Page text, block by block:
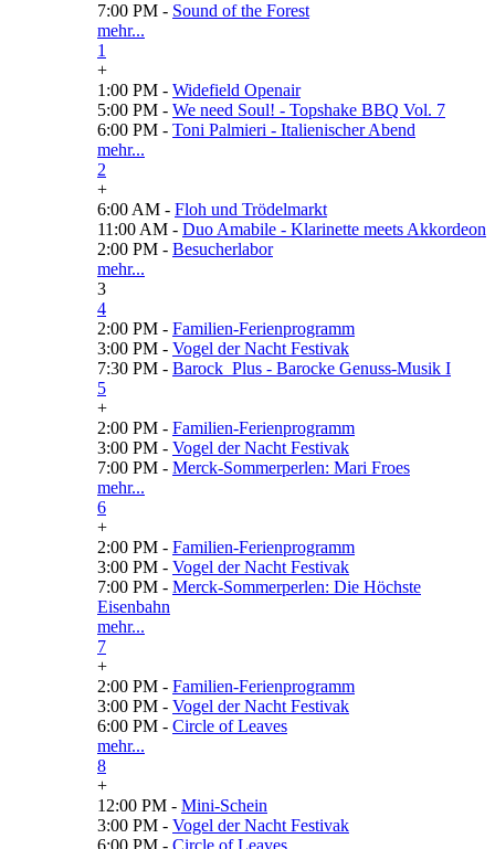
7:00 PM - Sound of the Forest
mehr...
1
+
1:00 PM - Widefield Openair
5:00 PM - We need Soul! - Topshake BBQ Vol. 7
6:00 PM - Toni Palmieri - Italienischer Abend
mehr...
2
+
6:00 AM - Floh und Trödelmarkt
11:00 AM - Duo Amabile - Klarinette meets Akkordeon
2:00 PM - Besucherlabor
mehr...
3
4
2:00 PM - Familien-Ferienprogramm
3:00 PM - Vogel der Nacht Festivak
7:30 PM - Barock_Plus - Barocke Genuss-Musik I
5
+
2:00 PM - Familien-Ferienprogramm
3:00 PM - Vogel der Nacht Festivak
7:00 PM - Merck-Sommerperlen: Mari Froes
mehr...
6
+
2:00 PM - Familien-Ferienprogramm
3:00 PM - Vogel der Nacht Festivak
7:00 PM - Merck-Sommerperlen: Die Höchste
Eisenbahn
mehr...
7
+
2:00 PM - Familien-Ferienprogramm
3:00 PM - Vogel der Nacht Festivak
6:00 PM - Circle of Leaves
mehr...
8
+
12:00 PM - Mini-Schein
3:00 PM - Vogel der Nacht Festivak